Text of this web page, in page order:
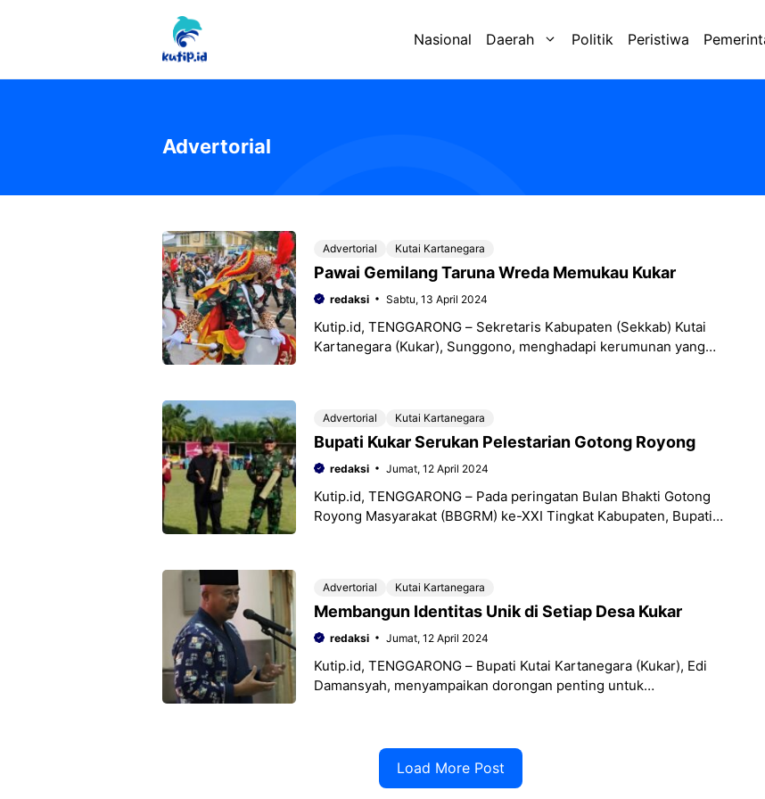
Nasional Daerah Politik Peristiwa
Advertorial
Advertorial Kutai Kartanegara
Pawai Gemilang Taruna Wreda Memukau Kukar
redaksi Sabtu, 13 April 2024
Kutip.id, TENGGARONG – Sekretaris Kabupaten (Sekkab) Kutai
Kartanegara (Kukar), Sunggono, menghadapi kerumunan yang
Advertorial Kutai Kartanegara
Bupati Kukar Serukan Pelestarian Gotong Royong
redaksi Jumat, 12 April 2024
Kutip.id, TENGGARONG – Pada peringatan Bulan Bhakti Gotong
Royong Masyarakat (BBGRM) ke-XXI Tingkat Kabupaten, Bupati
Advertorial Kutai Kartanegara
Membangun Identitas Unik di Setiap Desa Kukar
redaksi Jumat, 12 April 2024
Kutip.id, TENGGARONG – Bupati Kutai Kartanegara (Kukar), Edi
Damansyah, menyampaikan dorongan penting untuk
Load More Post